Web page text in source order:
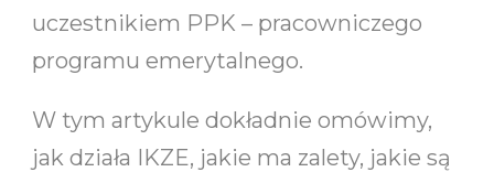
uczestnikiem PPK – pracowniczego
programu emerytalnego.
W tym artykule dokładnie omówimy,
jak działa IKZE, jakie ma zalety, jakie są